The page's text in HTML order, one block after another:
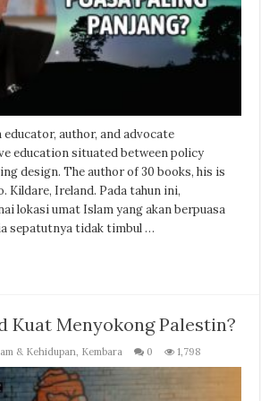
author, and advocate
education situated between policy
design. The author of 30 books, his is
Kildare, Ireland. Pada tahun ini,
lokasi umat Islam yang akan berpuasa
sepatutnya tidak timbul …
Kuat Menyokong Palestin?
& Kehidupan, Kembara 0 1,798